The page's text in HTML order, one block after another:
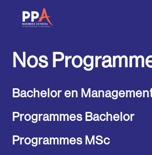
contentNos
Bachelor en
Programmes Bachelor
Programmes MSc